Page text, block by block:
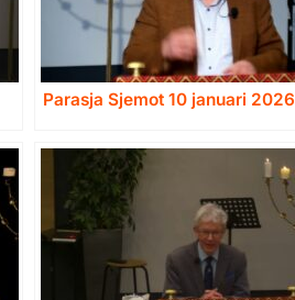
Parasja Sjemot 10 januari 2026